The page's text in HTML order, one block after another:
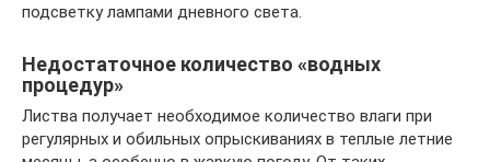
подсветку лампами дневного света.
Недостаточное количество «водных
процедур»
Листва получает необходимое количество влаги при
регулярных и обильных опрыскиваниях в теплые летние